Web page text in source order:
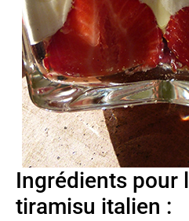
Ingrédients pour
tiramisu italien :